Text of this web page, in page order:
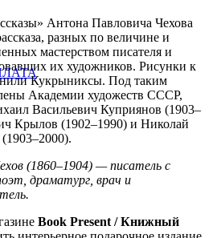
Антона Павловича Чехова
разных по величине и
мастерством писателя и
их художников. Рисунки к
Кукрыниксы. Под таким
Академии художеств СССР,
Васильевич Куприянов (1903–
Крылов (1902–1990) и Николай
(1860–1904) — писатель с
драматург, врач и
Book Present / Книжный